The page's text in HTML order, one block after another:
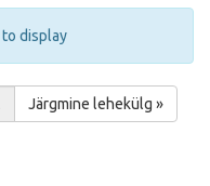
display
Järgmine lehekülg »